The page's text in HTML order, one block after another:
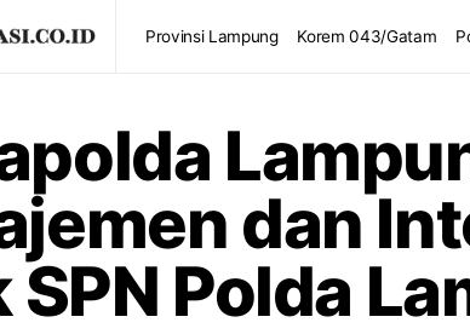
Provinsi Lampung Korem 043/Gatam
dan
SPN Polda